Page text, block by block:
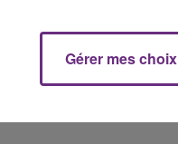
Gérer mes choix